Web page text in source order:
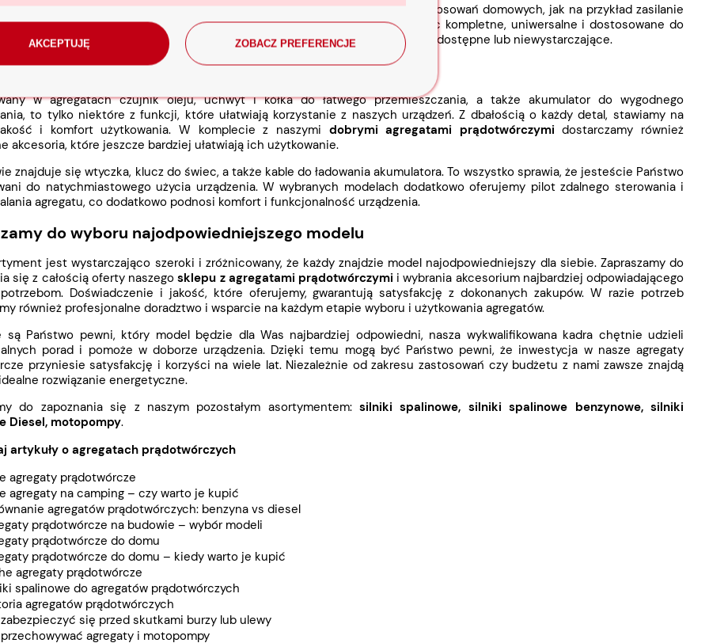
wszechstronności i solidności są one również doskonałym wyborem dla zastosowań domowych, jak na przykład zasilanie
czy awaryjne wsparcie energetyczne. Nasze urządzenia są więc kompletne, uniwersalne i dostosowane do
potrzeb, w przypadku których konwencjonalne źródła zasilania są niedostępne lub niewystarczające.
jakość i praktyczne dodatki
w agregatach czujnik oleju, uchwyt i kółka do łatwego przemieszczania, a także akumulator do wygodnego
to tylko niektóre z funkcji, które ułatwiają korzystanie z naszych urządzeń. Z dbałością o każdy detal, stawiamy na
i komfort użytkowania. W komplecie z naszymi dobrymi agregatami prądotwórczymi dostarczamy również
akcesoria, które jeszcze bardziej ułatwiają ich użytkowanie.
znajduje się wtyczka, klucz do świec, a także kable do ładowania akumulatora. To wszystko sprawia, że jesteście Państwo
do natychmiastowego użycia urządzenia. W wybranych modelach dodatkowo oferujemy pilot zdalnego sterowania i
agregatu, co dodatkowo podnosi komfort i funkcjonalność urządzenia.
do wyboru najodpowiedniejszego modelu
jest wystarczająco szeroki i zróżnicowany, że każdy znajdzie model najodpowiedniejszy dla siebie. Zapraszamy do
się z całością oferty naszegosklepu z agregatami prądotwórczymi i wybrania akcesorium najbardziej odpowiadającego
Doświadczenie i jakość, które oferujemy, gwarantują satysfakcję z dokonanych zakupów. W razie potrzeb
również profesjonalne doradztwo i wsparcie na każdym etapie wyboru i użytkowania agregatów.
są Państwo pewni, który model będzie dla Was najbardziej odpowiedni, nasza wykwalifikowana kadra chętnie udzieli
porad i pomoże w doborze urządzenia. Dzięki temu mogą być Państwo pewni, że inwestycja w nasze agregaty
przyniesie satysfakcję i korzyści na wiele lat. Niezależnie od zakresu zastosowań czy budżetu z nami zawsze znajdą
rozwiązanie energetyczne.
do zapoznania się z naszym pozostałym asortymentem:silniki spalinowe, silniki spalinowe benzynowe,silniki
Diesel, motopompy.
artykuły o agregatach prądotwórczych
agregaty prądotwórcze
agregaty na camping – czy warto je kupić
agregatów prądotwórczych: benzyna vs diesel
prądotwórcze na budowie – wybór modeli
prądotwórcze do domu
prądotwórcze do domu – kiedy warto je kupić
agregaty prądotwórcze
spalinowe do agregatów prądotwórczych
agregatów prądotwórczych
się przed skutkami burzy lub ulewy
agregaty i motopompy
AKCEPTUJĘ ZOBACZ PREFERENCJE